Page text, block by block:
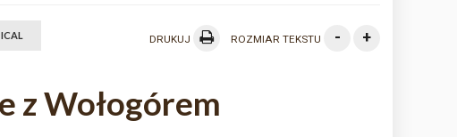
DRUKUJ ROZMIAR TEKSTU - +
z Wołogórem